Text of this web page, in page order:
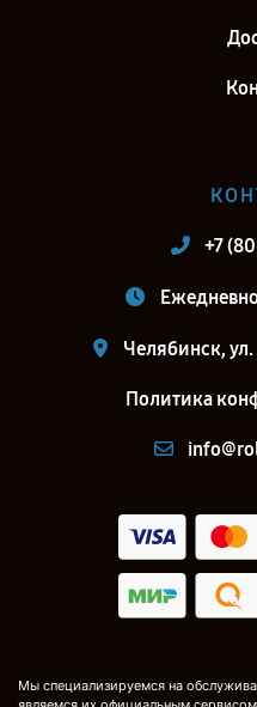
+7
Челябинск,
Политика
Мы специализируемся на